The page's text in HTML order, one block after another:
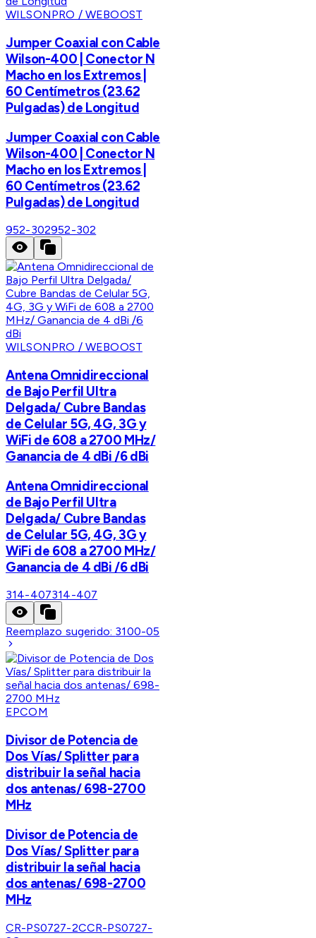
WILSONPRO / WEBOOST
Jumper Coaxial con Cable
Wilson-400 | Conector N
Macho en los Extremos |
60 Centímetros (23.62
Pulgadas) de Longitud
Jumper Coaxial con Cable
Wilson-400 | Conector N
Macho en los Extremos |
60 Centímetros (23.62
Pulgadas) de Longitud
952-302952-302
WILSONPRO / WEBOOST
Antena Omnidireccional
de Bajo Perfil Ultra
Delgada/ Cubre Bandas
de Celular 5G, 4G, 3G y
WiFi de 608 a 2700 MHz/
Ganancia de 4 dBi /6 dBi
Antena Omnidireccional
de Bajo Perfil Ultra
Delgada/ Cubre Bandas
de Celular 5G, 4G, 3G y
WiFi de 608 a 2700 MHz/
Ganancia de 4 dBi /6 dBi
314-407314-407
Reemplazo sugerido: 3100-05
EPCOM
Divisor de Potencia de
Dos Vías/ Splitter para
distribuir la señal hacia
dos antenas/ 698-2700
MHz
Divisor de Potencia de
Dos Vías/ Splitter para
distribuir la señal hacia
dos antenas/ 698-2700
MHz
CR-PS0727-2CCR-PS0727-